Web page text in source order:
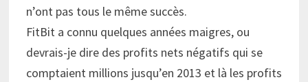
n’ont pas tous le même succès.
FitBit a connu quelques années maigres, ou
devrais-je dire des profits nets négatifs qui se
comptaient millions jusqu’en 2013 et là les profits